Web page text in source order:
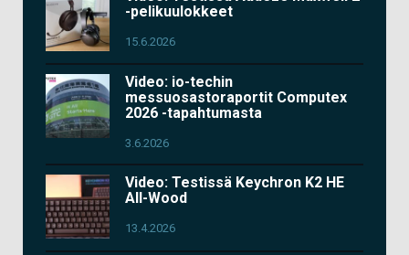
-pelikuulokkeet
15.6.2026
Video: io-techin
messuosastoraportit Computex
2026 -tapahtumasta
3.6.2026
Video: Testissä Keychron K2 HE
All-Wood
13.4.2026